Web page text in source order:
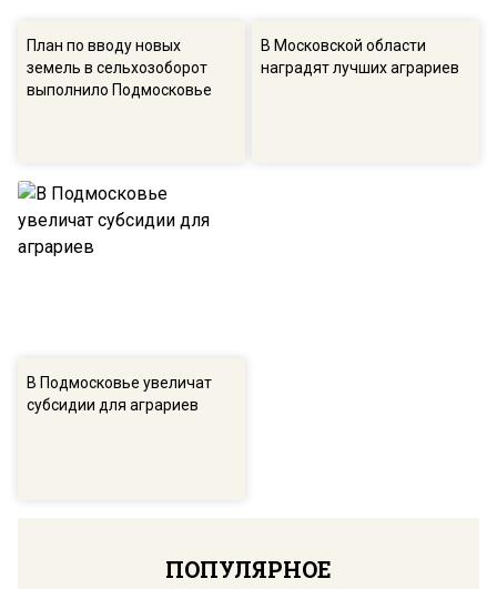
План по вводу новых
земель в сельхозоборот
выполнило Подмосковье
В Московской области
наградят лучших аграриев
В Подмосковье увеличат
субсидии для аграриев
ПОПУЛЯРНОЕ